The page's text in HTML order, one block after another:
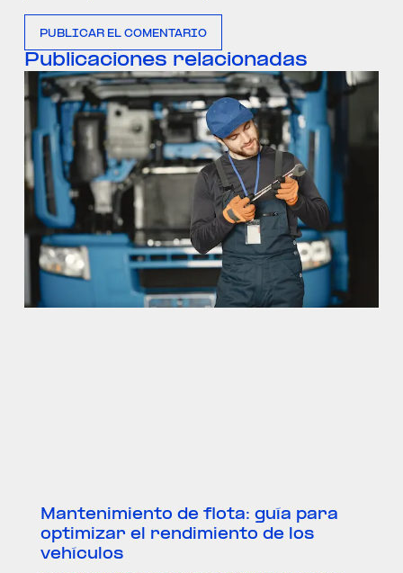
PUBLICAR EL COMENTARIO
Publicaciones relacionadas
Mantenimiento de flota: guía para
optimizar el rendimiento de los
vehículos